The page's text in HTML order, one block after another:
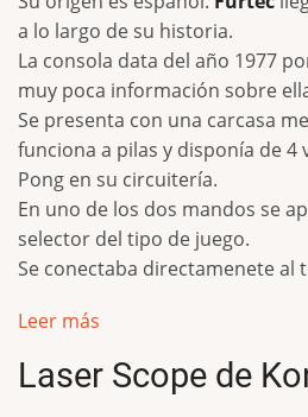
a lo largo de su historia.
La consola data del año 1977
muy poca información sobre
Se presenta con una carcasa
funciona a pilas y disponía de 4
Pong en su circuitería.
En uno de los dos mandos se
selector del tipo de juego.
Se conectaba directamenete al
Leer más
Laser Scope de